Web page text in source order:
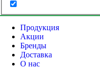
Продукция
Акции
Бренды
Доставка
О нас